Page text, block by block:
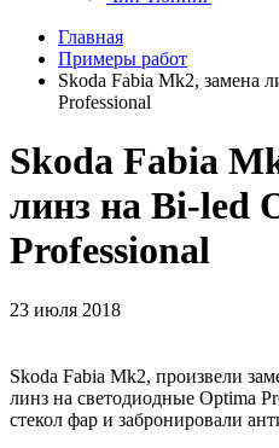
Главная
Примеры работ
Skoda Fabia Mk2, замена
Professional
Skoda Fabia
линз на Bi-led
Professional
23 июля 2018
Skoda Fabia Mk2, произвели
линз на светодиодные Optima
стекол фар и забронировали